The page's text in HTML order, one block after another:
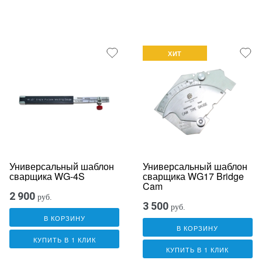
Универсальный шаблон
сварщика WG-4S
2 900 руб.
В КОРЗИНУ
КУПИТЬ В 1 КЛИК
ХИТ
Универсальный шаблон
сварщика WG17 Bridge
Cam
3 500 руб.
В КОРЗИНУ
КУПИТЬ В 1 КЛИК